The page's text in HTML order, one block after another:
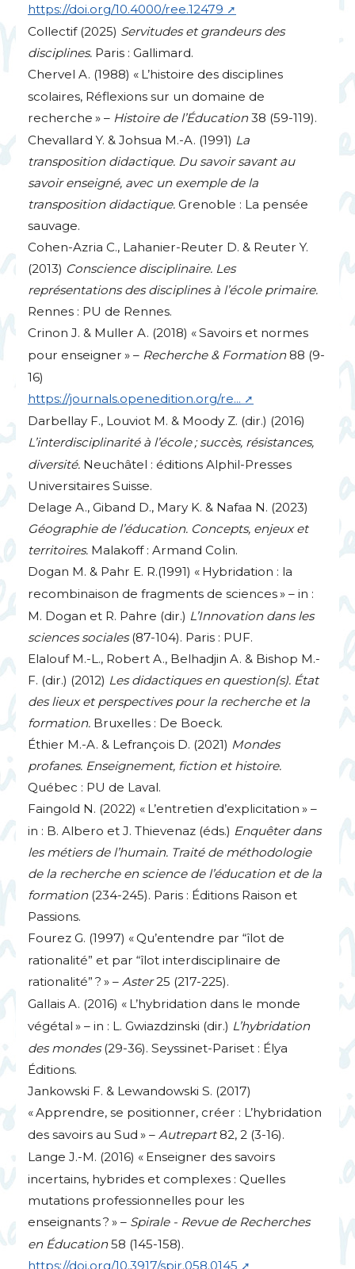
https://doi.org/10.4000/ree.12479
Collectif (2025) Servitudes et grandeurs des
disciplines. Paris : Gallimard.
Chervel A. (1988) « L’histoire des disciplines
scolaires, Réflexions sur un domaine de
recherche » – Histoire de l’Éducation38 (59-119).
Chevallard Y. & Johsua M.-A. (1991) La
transposition didactique. Du savoir savant au
savoir enseigné, avec un exemple de la
transposition didactique. Grenoble : La pensée
sauvage.
Cohen-Azria C., Lahanier-Reuter D. & Reuter Y.
(2013) Conscience disciplinaire. Les
représentations des disciplines à l’école primaire.
Rennes : PU de Rennes.
Crinon J. & Muller A. (2018) «Savoirs et normes
pour enseigner » – Recherche & Formation88 (9-
16)
https://journals.openedition.org/re...
Darbellay F., Louviot M. & Moody Z. (dir.) (2016)
L’interdisciplinarité à l’école ; succès, résistances,
diversité. Neuchâtel : éditions Alphil-Presses
Universitaires Suisse.
Delage A., Giband D., Mary K. & Nafaa N. (2023)
Géographie de l’éducation. Concepts, enjeux et
territoires. Malakoff : Armand Colin.
Dogan M. & Pahr E. R.(1991) « Hybridation : la
recombinaison de fragments de sciences» – in :
M. Dogan et R. Pahre (dir.) L’Innovation dans les
sciences sociales(87-104). Paris : PUF.
Elalouf M.-L., Robert A., Belhadjin A. & Bishop M.-
F. (dir.) (2012) Les didactiques en question(s). État
des lieux et perspectives pour la recherche et la
formation. Bruxelles : De Boeck.
Éthier M.-A. & Lefrançois D. (2021) Mondes
profanes. Enseignement, fiction et histoire.
Québec : PU de Laval.
Faingold N. (2022) « L’entretien d’explicitation » –
in : B. Albero et J. Thievenaz (éds.) Enquêter dans
les métiers de l’humain. Traité de méthodologie
de la recherche en science de l’éducation et de la
formation(234-245). Paris : Éditions Raison et
Passions.
Fourez G. (1997) «Qu’entendre par “îlot de
rationalité” et par “îlot interdisciplinaire de
rationalité” ? » – Aster25 (217-225).
Gallais A. (2016) « L’hybridation dans le monde
végétal » – in : L. Gwiazdzinski (dir.) L’hybridation
des mondes(29-36). Seyssinet-Pariset : Élya
Éditions.
Jankowski F. & Lewandowski S. (2017)
«Apprendre, se positionner, créer : L’hybridation
des savoirs au Sud » – Autrepart82, 2 (3-16).
Lange J.-M. (2016) « Enseigner des savoirs
incertains, hybrides et complexes : Quelles
mutations professionnelles pour les
enseignants? » – Spirale - Revue de Recherches
en Éducation58 (145-158).
https://doi.org/10.3917/spir.058.0145